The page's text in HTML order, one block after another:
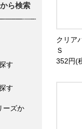
クリア
Ｓ
352円(
ら検索
す
す
ーズか